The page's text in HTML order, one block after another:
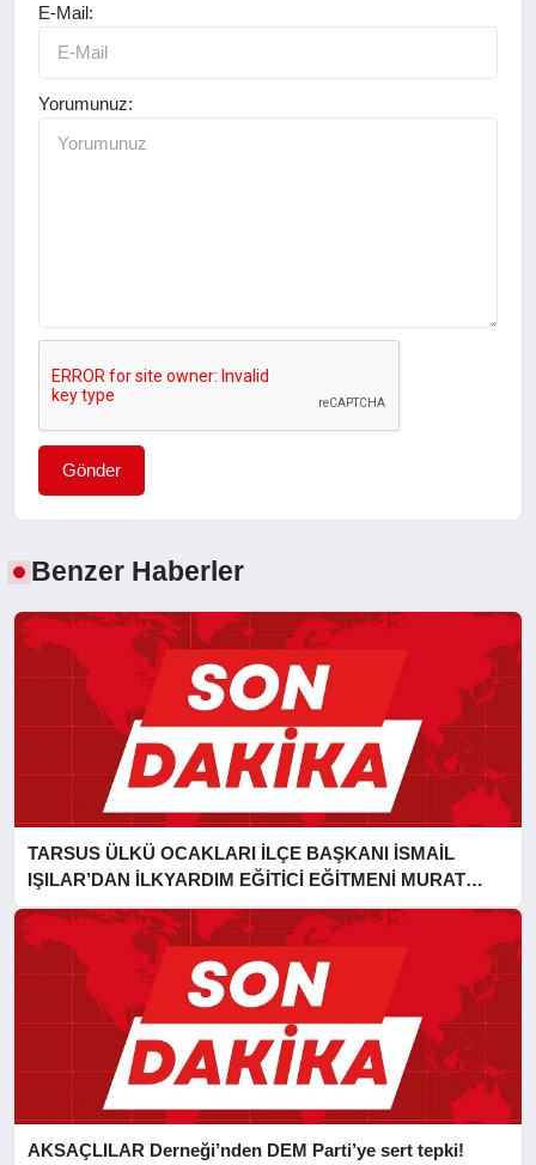
E-Mail:
Yorumunuz:
Gönder
Benzer Haberler
TARSUS ÜLKÜ OCAKLARI İLÇE BAŞKANI İSMAİL
IŞILAR’DAN İLKYARDIM EĞİTİCİ EĞİTMENİ MURAT
CAN FİDAN’A ZİYARET
AKSAÇLILAR Derneği’nden DEM Parti’ye sert tepki!